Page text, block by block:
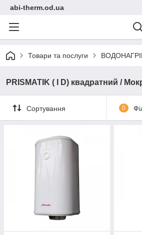
abi-therm.od.ua
Товари та послуги
PRISMATIK ( I D) квадратний /
Сортування 0